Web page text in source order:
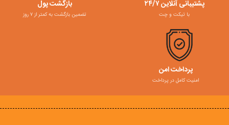
پشتیبانی آنلاین ۲۴/۷
با تیکت و چت
بازگشت پول
تضمین بازگشت به کمتر از ۷ روز
پرداخت امن
امنیت کامل در پرداخت